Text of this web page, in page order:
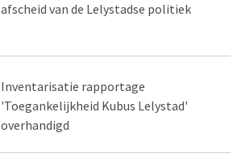
afscheid van de Lelystadse politiek
Inventarisatie rapportage
'Toegankelijkheid Kubus Lelystad'
overhandigd